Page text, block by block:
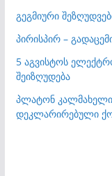
გეგმიური
პირისპირ –
5 აგვისტოს
შეიზღუდება
პლატონ
დეკლარირებული